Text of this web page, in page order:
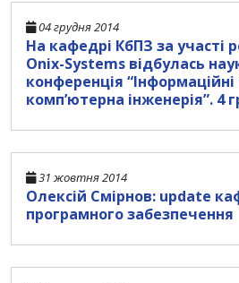
04 грудня 2014
На кафедрі КбПЗ за участі
Onix-Systems відбулась
конференція “Інформаційні
комп’ютерна інженерія”. 4
31 жовтня 2014
Олексій Смірнов: update
програмного забезпечення